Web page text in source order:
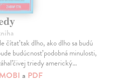
čítať tak dlho, ako dlho sa budú
budúcnosť podobná minulosti,
triedy americký…
MOBI a PDF